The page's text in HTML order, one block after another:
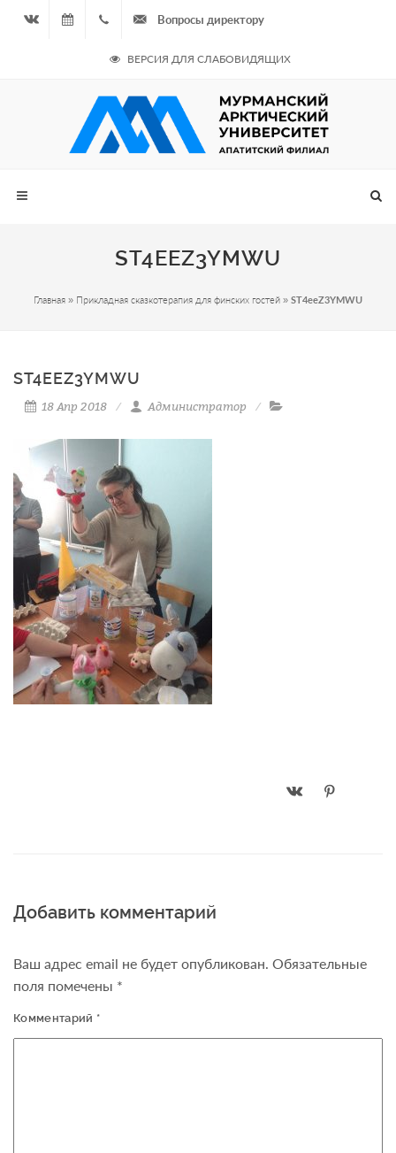
06.08.2026
- Чётная
неделя
964
687
Вопросы директору
ВЕРСИЯ ДЛЯ СЛАБОВИДЯЩИХ
ST4EEZ3YMWU
Главная » Прикладная сказкотерапия для финских гостей » ST4eeZ3YMWU
ST4EEZ3YMWU
18 Апр 2018 Администратор
Добавить комментарий
Ваш адрес email не будет опубликован. Обязательные
поля помечены *
Комментарий *